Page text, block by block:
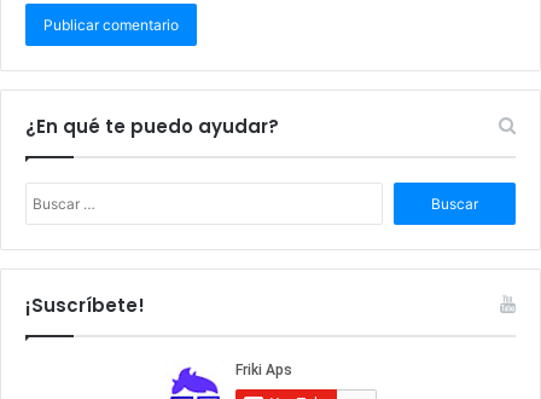
¿En qué te puedo ayudar?
s
c
¡Suscríbete!